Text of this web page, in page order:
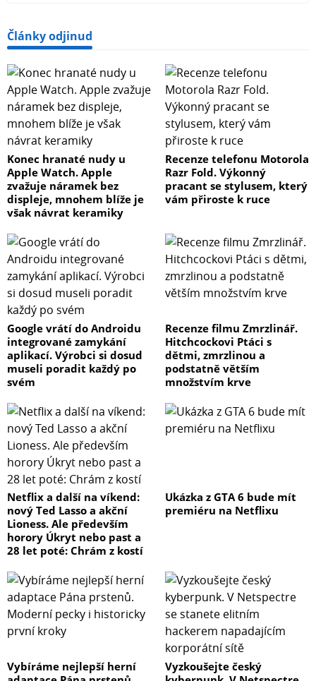
Články odjinud
Konec hranaté nudy u
Apple Watch. Apple
zvažuje náramek bez
displeje, mnohem blíže je
však návrat keramiky
Recenze telefonu Motorola
Razr Fold. Výkonný
pracant se stylusem, který
vám přiroste k ruce
Google vrátí do Androidu
integrované zamykání
aplikací. Výrobci si dosud
museli poradit každý po
svém
Recenze filmu Zmrzlinář.
Hitchcockovi Ptáci s
dětmi, zmrzlinou a
podstatně větším
množstvím krve
Netflix a další na víkend:
nový Ted Lasso a akční
Lioness. Ale především
horory Úkryt nebo past a
28 let poté: Chrám z kostí
Ukázka z GTA 6 bude mít
premiéru na Netflixu
Vybíráme nejlepší herní
Vyzkoušejte český